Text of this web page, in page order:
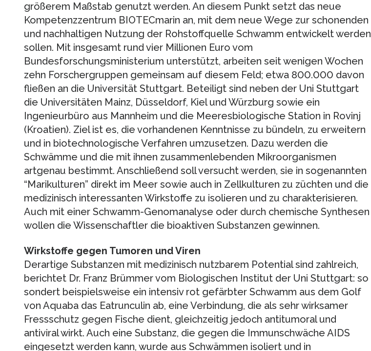
größerem Maßstab genutzt werden. An diesem Punkt setzt das neue
Kompetenzzentrum BIOTECmarin an, mit dem neue Wege zur schonenden
und nachhaltigen Nutzung der Rohstoffquelle Schwamm entwickelt werden
sollen. Mit insgesamt rund vier Millionen Euro vom
Bundesforschungsministerium unterstützt, arbeiten seit wenigen Wochen
zehn Forschergruppen gemeinsam auf diesem Feld; etwa 800.000 davon
fließen an die Universität Stuttgart. Beteiligt sind neben der Uni Stuttgart
die Universitäten Mainz, Düsseldorf, Kiel und Würzburg sowie ein
Ingenieurbüro aus Mannheim und die Meeresbiologische Station in Rovinj
(Kroatien). Ziel ist es, die vorhandenen Kenntnisse zu bündeln, zu erweitern
und in biotechnologische Verfahren umzusetzen. Dazu werden die
Schwämme und die mit ihnen zusammenlebenden Mikroorganismen
artgenau bestimmt. Anschließend soll versucht werden, sie in sogenannten
“Marikulturen” direkt im Meer sowie auch in Zellkulturen zu züchten und die
medizinisch interessanten Wirkstoffe zu isolieren und zu charakterisieren.
Auch mit einer Schwamm-Genomanalyse oder durch chemische Synthesen
wollen die Wissenschaftler die bioaktiven Substanzen gewinnen.
Wirkstoffe gegen Tumoren und Viren
Derartige Substanzen mit medizinisch nutzbarem Potential sind zahlreich,
berichtet Dr. Franz Brümmer vom Biologischen Institut der Uni Stuttgart: so
sondert beispielsweise ein intensiv rot gefärbter Schwamm aus dem Golf
von Aquaba das Eatrunculin ab, eine Verbindung, die als sehr wirksamer
Fressschutz gegen Fische dient, gleichzeitig jedoch antitumoral und
antiviral wirkt. Auch eine Substanz, die gegen die Immunschwäche AIDS
eingesetzt werden kann, wurde aus Schwämmen isoliert und in